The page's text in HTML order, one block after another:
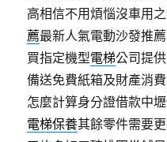
高相信不用煩惱沒車用
薦最新人氣電動沙發推
買指定機型電梯公司提
備送免費紙箱及財產消
怎麼計算身分證借款中
電梯保養其餘零件需要